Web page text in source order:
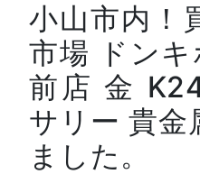
小山市内！
市場 ドン
前店 金
サリー 貴金
ました。